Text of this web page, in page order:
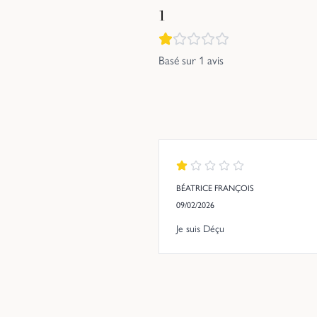
1
Basé sur 1 avis
BÉATRICE FRANÇOIS
09/02/2026
Je suis Déçu